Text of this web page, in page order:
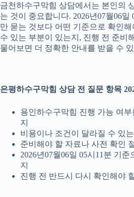
금천하수구막힘 상담에서는 본인의
는 것이 중요합니다. 2026년07월06일
만 묻는 것보다 어떤 기준으로 확인
수 있는 부분이 있는지, 진행 전 준비
물어보면 더 정확한 안내를 받을 수
은평하수구막힘 상담 전 질문 항목
용인하수구막힘 진행 가능 여
지
비용이나 조건이 달라질 수 있
준비해야 할 자료나 사전 확인
2026년07월06일 05시11분 기
지
진행 전 반드시 다시 확인해야